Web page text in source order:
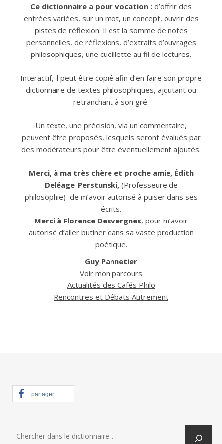
Ce dictionnaire a pour vocation : d’offrir des
entrées variées, sur un mot, un concept, ouvrir des
pistes de réflexion. Il est la somme de notes
personnelles, de réflexions, d’extraits d’ouvrages
philosophiques, une cueillette au fil de lectures.
Interactif, il peut être copié afin d’en faire son propre
dictionnaire de textes philosophiques, ajoutant ou
retranchant à son gré.
Un texte, une précision, via un commentaire,
peuvent être proposés, lesquels seront évalués par
des modérateurs pour être éventuellement ajoutés.
Merci, à ma très chère et proche amie, Édith
Deléage-Perstunski,(Professeure de
philosophie) de m’avoir autorisé à puiser dans ses
écrits.
Merci à Florence Desvergnes, pour m’avoir
autorisé d’aller butiner dans sa vaste production
poétique.
Guy Pannetier
Voir mon parcours
Actualités des Cafés Philo
Rencontres et Débats Autrement
partager